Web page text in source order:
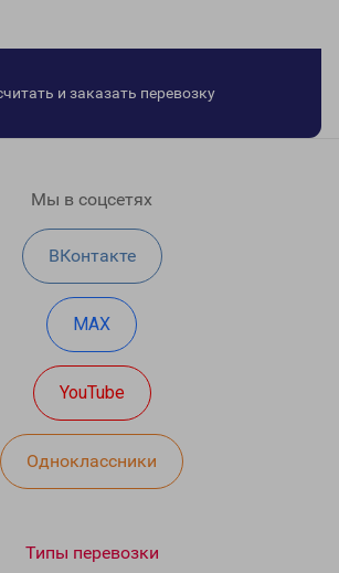
и заказать перевозку
Мы в соцсетях
ВКонтакте
MAX
YouTube
Одноклассники
Типы перевозки